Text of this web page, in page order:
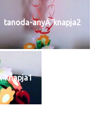
tanoda-anyĂˇknapja2